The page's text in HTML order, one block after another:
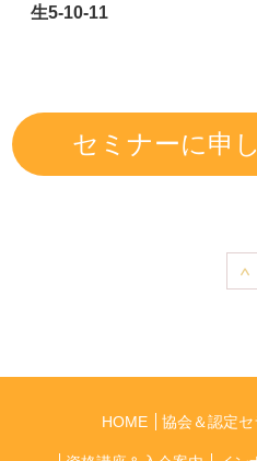
生5-10-11
セミナーに申
HOME 協会＆認定セ